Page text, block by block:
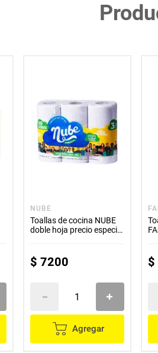
NUBE
Toallas de cocina NUBE
doble hoja precio especial
$ 7200
Agregar
$